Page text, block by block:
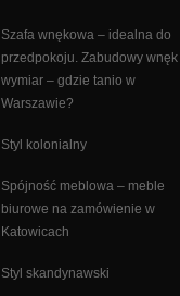
Szafa wnękowa – idealna do
przedpokoju. Zabudowy
wymiar – gdzie tanio w
Warszawie?
Styl kolonialny
Spójność meblowa – meble
biurowe na zamówienie w
Katowicach
Styl skandynawski